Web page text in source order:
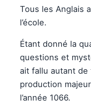
Tous les Anglais
l’école.
Étant donné la
questions et
ait fallu autant de
production
l’année 1066.